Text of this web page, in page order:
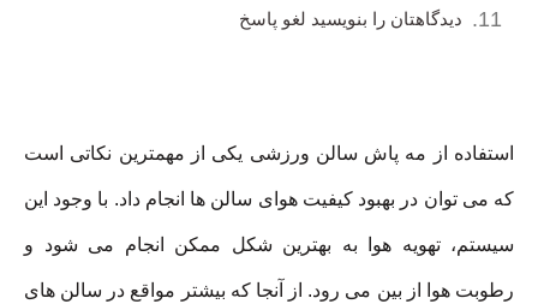
دیدگاهتان را بنویسید لغو پاسخ
استفاده از مه پاش سالن ورزشی یکی از مهمترین نکاتی است
که می توان در بهبود کیفیت هوای سالن ها انجام داد. با وجود این
سیستم، تهویه هوا به بهترین شکل ممکن انجام می شود و
رطوبت هوا از بین می رود. از آنجا که بیشتر مواقع در سالن های